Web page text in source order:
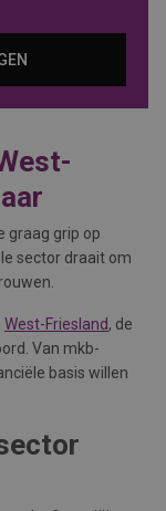
graag grip op
sector draait om
West-Friesland, de
Van mkb-
basis willen